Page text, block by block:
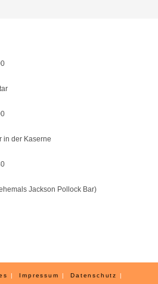
in der Kaserne
Jackson Pollock Bar)
Impressum
Datenschutz